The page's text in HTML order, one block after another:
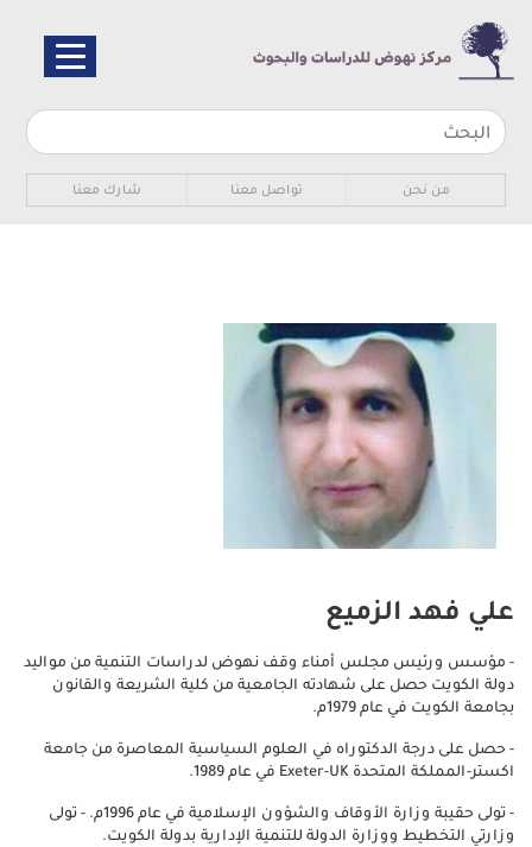
المحتوى
Sub navigation
من نحن تواصل معنا شارك معنا
علي فهد الزميع
- مؤسس ورئيس مجلس أمناء وقف نهوض لدراسات التنمية من مواليد
دولة الكويت حصل على شهادته الجامعية من كلية الشريعة والقانون
بجامعة الكويت في عام 1979م.
- حصل على درجة الدكتوراه في العلوم السياسية المعاصرة من جامعة
اكستر-المملكة المتحدة Exeter-UK في عام 1989.
- تولى حقيبة وزارة الأوقاف والشؤون الإسلامية في عام 1996م. - تولى
وزارتي التخطيط ووزارة الدولة للتنمية الإدارية بدولة الكويت.